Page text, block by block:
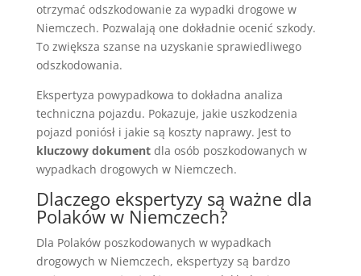
otrzymać odszkodowanie za wypadki drogowe w
Niemczech. Pozwalają one dokładnie ocenić szkody.
To zwiększa szanse na uzyskanie sprawiedliwego
odszkodowania.
Ekspertyza powypadkowa to dokładna analiza
techniczna pojazdu. Pokazuje, jakie uszkodzenia
pojazd poniósł i jakie są koszty naprawy. Jest to
kluczowy dokumentdla osób poszkodowanych w
wypadkach drogowych w Niemczech.
Dlaczego ekspertyzy są ważne dla
Polaków w Niemczech?
Dla Polaków poszkodowanych w wypadkach
drogowych w Niemczech, ekspertyzy są bardzo